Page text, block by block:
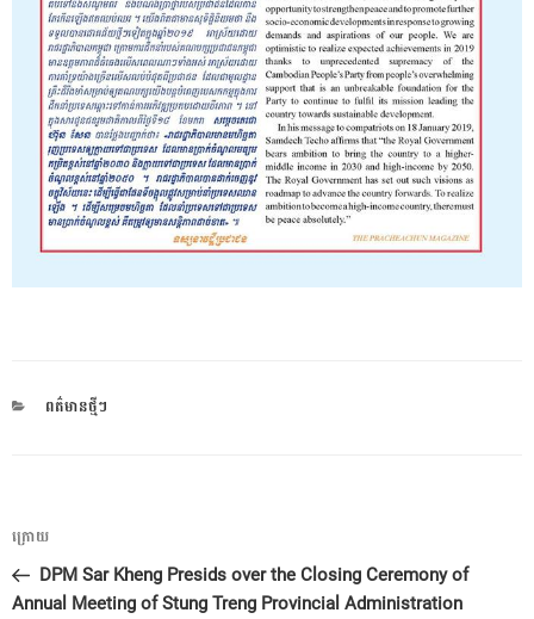
CATEGORIES
ពត៌មានថ្មីៗ
ការ​
នាំទិស​
ប្រកាស
អត្ថបទ
មុន
ក្រោយ
DPM Sar Kheng Presids over the Closing Ceremony of
Annual Meeting of Stung Treng Provincial Administration